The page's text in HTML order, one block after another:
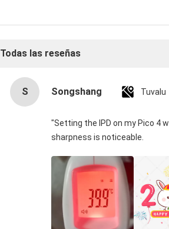
Todas las reseñas
S Songshang Tuvalu
"Setting the IPD on my Pico 4
sharpness is noticeable.